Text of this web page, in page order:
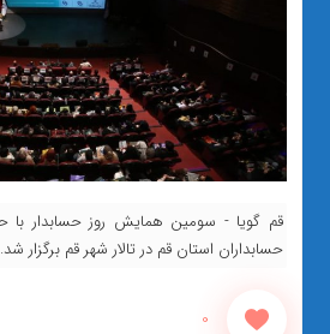
حسابداران استان قم در تالار شهر قم برگزار شد.
0